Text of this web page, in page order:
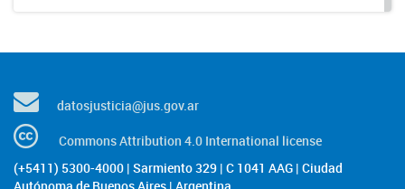
datosjusticia@jus.gov.ar
Commons Attribution 4.0 International license
(+5411) 5300-4000 | Sarmiento 329 | C 1041 AAG | Ciudad